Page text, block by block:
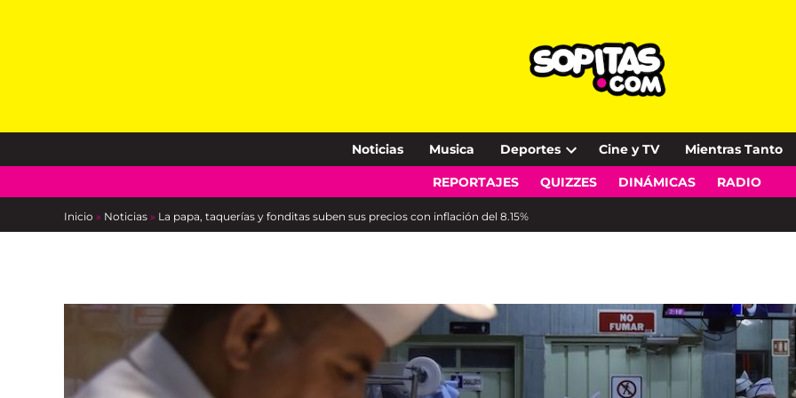
Noticias Musica Deportes
Open
dropdown
Cine y TV Mientras Tanto
REPORTAJES QUIZZES DINÁMICAS RADIO
Inicio » Noticias » La papa, taquerías y fonditas suben sus precios con inflación del 8.15%